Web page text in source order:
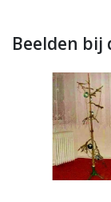
Beelden